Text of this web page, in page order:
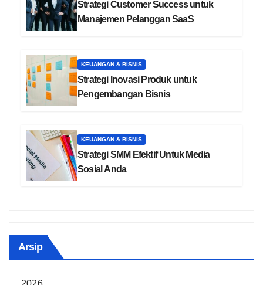
Strategi Customer Success untuk
Manajemen Pelanggan SaaS
KEUANGAN & BISNIS
Strategi Inovasi Produk untuk
Pengembangan Bisnis
KEUANGAN & BISNIS
Strategi SMM Efektif Untuk Media
Sosial Anda
Arsip